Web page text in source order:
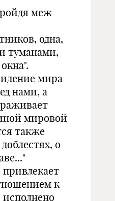
меж
одна,
туманами,
мира
нами, а
мировой
также
о
к